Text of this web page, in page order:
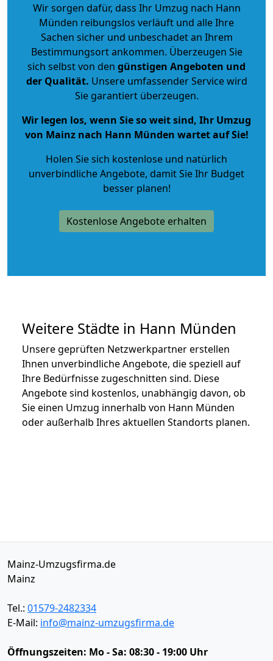
Wir sorgen dafür, dass Ihr Umzug nach Hann
Münden reibungslos verläuft und alle Ihre
Sachen sicher und unbeschadet an Ihrem
Bestimmungsort ankommen. Überzeugen Sie
sich selbst von den günstigen Angeboten und
der Qualität. Unsere umfassender Service wird
Sie garantiert überzeugen.
Wir legen los, wenn Sie so weit sind, Ihr Umzug
von Mainz nach Hann Münden wartet auf Sie!
Holen Sie sich kostenlose und natürlich
unverbindliche Angebote, damit Sie Ihr Budget
besser planen!
Kostenlose Angebote erhalten
Weitere Städte in Hann Münden
Unsere geprüften Netzwerkpartner erstellen
Ihnen unverbindliche Angebote, die speziell auf
Ihre Bedürfnisse zugeschnitten sind. Diese
Angebote sind kostenlos, unabhängig davon, ob
Sie einen Umzug innerhalb von Hann Münden
oder außerhalb Ihres aktuellen Standorts planen.
Mainz-Umzugsfirma.de
Mainz
Tel.: 01579-2482334
E-Mail: info@mainz-umzugsfirma.de
Öffnungszeiten: Mo - Sa: 08:30 - 19:00 Uhr